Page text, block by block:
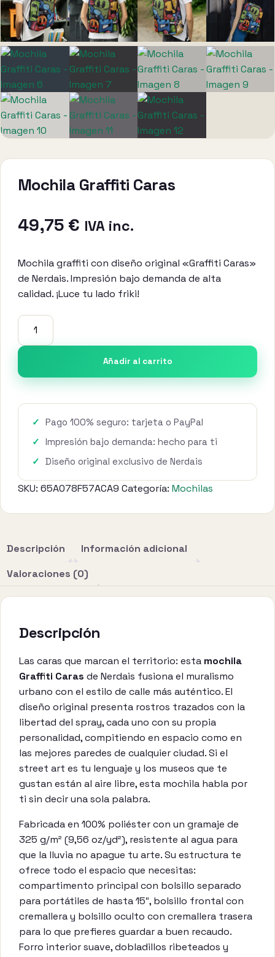
Mochila Graffiti Caras
49,75 € IVA inc.
Mochila graffiti con diseño original «Graffiti Caras»
de Nerdais. Impresión bajo demanda de alta
calidad. ¡Luce tu lado friki!
Mochila
Graffiti
Caras
cantidad
Añadir al carrito
Pago 100% seguro: tarjeta o PayPal
Impresión bajo demanda: hecho para ti
Diseño original exclusivo de Nerdais
SKU: 65A078F57ACA9 Categoría: Mochilas
Descripción
Información adicional
Valoraciones (0)
Descripción
Las caras que marcan el territorio: esta mochila
Graffiti Caras de Nerdais fusiona el muralismo
urbano con el estilo de calle más auténtico. El
diseño original presenta rostros trazados con la
libertad del spray, cada uno con su propia
personalidad, compitiendo en espacio como en
las mejores paredes de cualquier ciudad. Si el
street art es tu lenguaje y los museos que te
gustan están al aire libre, esta mochila habla por
ti sin decir una sola palabra.
Fabricada en 100% poliéster con un gramaje de
325 g/m² (9,56 oz/yd²), resistente al agua para
que la lluvia no apague tu arte. Su estructura te
ofrece todo el espacio que necesitas:
compartimento principal con bolsillo separado
para portátiles de hasta 15″, bolsillo frontal con
cremallera y bolsillo oculto con cremallera trasera
para lo que prefieres guardar a buen recaudo.
Forro interior suave, dobladillos ribeteados y